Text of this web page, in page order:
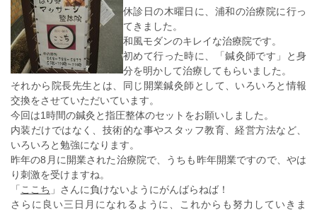
休診日の木曜日に、浦和の治療院に行っ
てきました。
和風モダンのキレイな治療院です。
初めて行った時に、「鍼灸師です」と身
分を明かして治療してもらいました。
それから院長先生とは、同じ開業鍼灸師として、いろいろと情報
交換をさせていただいています。
今回は1時間の鍼灸と指圧整体のセットをお願いしました。
内装だけではなく、技術的な事やスタッフ教育、経営方法など、
いろいろと勉強になります。
昨年の8月に開業された治療院で、うちも昨年開業ですので、やは
り刺激を受けますね。
「 ここち 」さんに負けないようにがんばらねば！
さらに良い三日月になれるように、これからも努力していきま